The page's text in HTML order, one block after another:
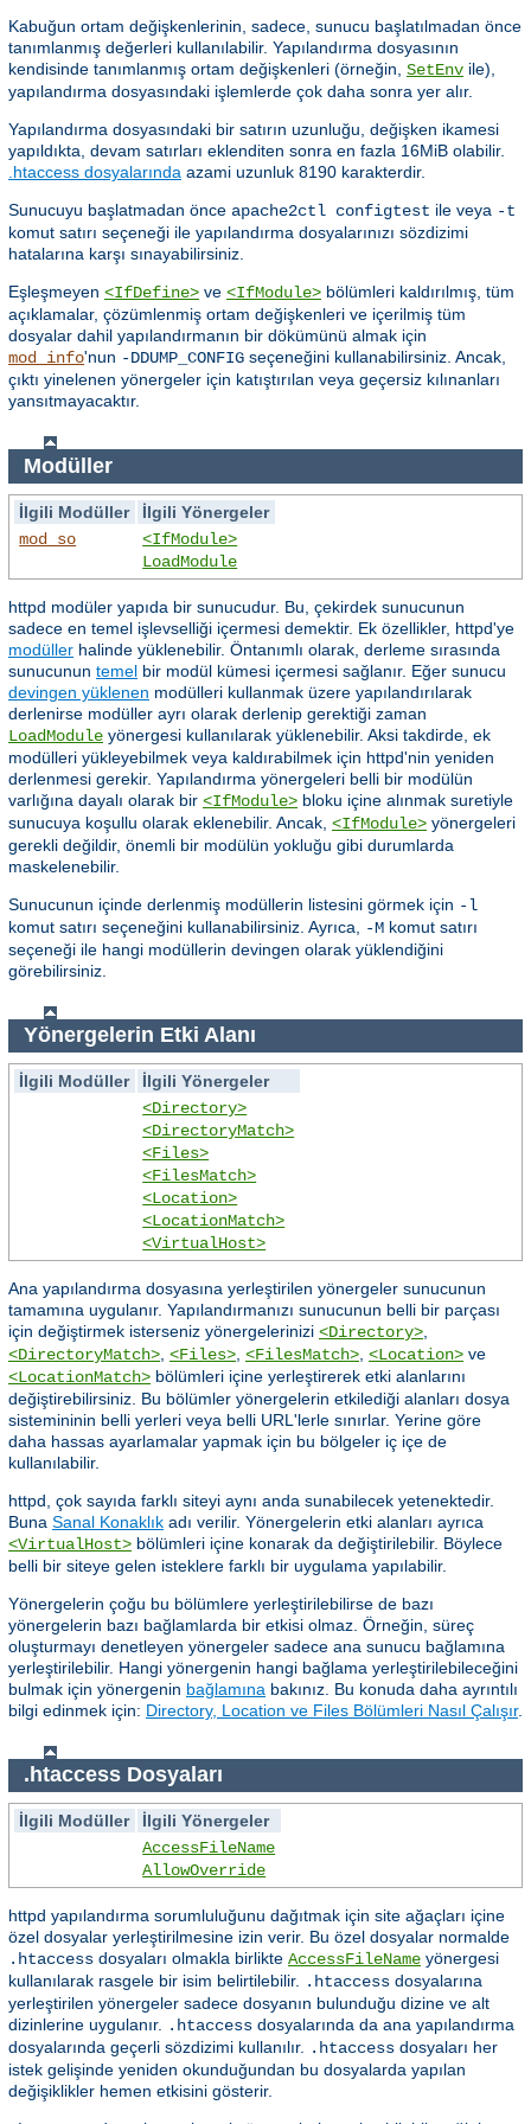
Kabuğun ortam değişkenlerinin, sadece, sunucu başlatılmadan önce
tanımlanmış değerleri kullanılabilir. Yapılandırma dosyasının
kendisinde tanımlanmış ortam değişkenleri (örneğin, SetEnv ile),
yapılandırma dosyasındaki işlemlerde çok daha sonra yer alır.
Yapılandırma dosyasındaki bir satırın uzunluğu, değişken ikamesi
yapıldıkta, devam satırları eklenditen sonra en fazla 16MiB olabilir.
.htaccess dosyalarında azami uzunluk 8190 karakterdir.
Sunucuyu başlatmadan önce apache2ctl configtest ile veya -t
komut satırı seçeneği ile yapılandırma dosyalarınızı sözdizimi
hatalarına karşı sınayabilirsiniz.
Eşleşmeyen <IfDefine> ve <IfModule> bölümleri kaldırılmış, tüm
açıklamalar, çözümlenmiş ortam değişkenleri ve içerilmiş tüm
dosyalar dahil yapılandırmanın bir dökümünü almak için
mod_info'nun -DDUMP_CONFIG seçeneğini kullanabilirsiniz. Ancak,
çıktı yinelenen yönergeler için katıştırılan veya geçersiz kılınanları
yansıtmayacaktır.
Modüller
İlgili Modüller
İlgili Yönergeler
mod_so
<IfModule>
LoadModule
httpd modüler yapıda bir sunucudur. Bu, çekirdek sunucunun
sadece en temel işlevselliği içermesi demektir. Ek özellikler, httpd'ye
modüller halinde yüklenebilir. Öntanımlı olarak, derleme sırasında
sunucunun temel bir modül kümesi içermesi sağlanır. Eğer sunucu
devingen yüklenen modülleri kullanmak üzere yapılandırılarak
derlenirse modüller ayrı olarak derlenip gerektiği zaman
LoadModule yönergesi kullanılarak yüklenebilir. Aksi takdirde, ek
modülleri yükleyebilmek veya kaldırabilmek için httpd'nin yeniden
derlenmesi gerekir. Yapılandırma yönergeleri belli bir modülün
varlığına dayalı olarak bir <IfModule> bloku içine alınmak suretiyle
sunucuya koşullu olarak eklenebilir. Ancak, <IfModule> yönergeleri
gerekli değildir, önemli bir modülün yokluğu gibi durumlarda
maskelenebilir.
Sunucunun içinde derlenmiş modüllerin listesini görmek için -l
komut satırı seçeneğini kullanabilirsiniz. Ayrıca,
-M komut satırı
seçeneği ile hangi modüllerin devingen olarak yüklendiğini
görebilirsiniz.
Yönergelerin Etki Alanı
İlgili Modüller
İlgili Yönergeler
<Directory>
<DirectoryMatch>
<Files>
<FilesMatch>
<Location>
<LocationMatch>
<VirtualHost>
Ana yapılandırma dosyasına yerleştirilen yönergeler sunucunun
tamamına uygulanır. Yapılandırmanızı sunucunun belli bir parçası
için değiştirmek isterseniz yönergelerinizi <Directory>
<DirectoryMatch> <Files> <FilesMatch> <Location> ve
<LocationMatch> bölümleri içine yerleştirerek etki alanlarını
değiştirebilirsiniz. Bu bölümler yönergelerin etkilediği alanları dosya
sistemininin belli yerleri veya belli URL'lerle sınırlar. Yerine göre
daha hassas ayarlamalar yapmak için bu bölgeler iç içe de
kullanılabilir.
httpd, çok sayıda farklı siteyi aynı anda sunabilecek yetenektedir.
Buna Sanal Konaklık adı verilir. Yönergelerin etki alanları ayrıca
<VirtualHost> bölümleri içine konarak da değiştirilebilir. Böylece
belli bir siteye gelen isteklere farklı bir uygulama yapılabilir.
Yönergelerin çoğu bu bölümlere yerleştirilebilirse de bazı
yönergelerin bazı bağlamlarda bir etkisi olmaz. Örneğin, süreç
oluşturmayı denetleyen yönergeler sadece ana sunucu bağlamına
yerleştirilebilir. Hangi yönergenin hangi bağlama yerleştirilebileceğini
bulmak için yönergenin bağlamına bakınız. Bu konuda daha ayrıntılı
bilgi edinmek için: Directory, Location ve Files Bölümleri Nasıl Çalışır.
.htaccess Dosyaları
İlgili Modüller
İlgili Yönergeler
AccessFileName
AllowOverride
httpd yapılandırma sorumluluğunu dağıtmak için site ağaçları içine
özel dosyalar yerleştirilmesine izin verir. Bu özel dosyalar normalde
.htaccess dosyaları olmakla birlikte AccessFileName yönergesi
kullanılarak rasgele bir isim belirtilebilir.
.htaccess dosyalarına
yerleştirilen yönergeler sadece dosyanın bulunduğu dizine ve alt
dizinlerine uygulanır.
.htaccess dosyalarında da ana yapılandırma
dosyalarında geçerli sözdizimi kullanılır.
.htaccess dosyaları her
istek gelişinde yeniden okunduğundan bu dosyalarda yapılan
değişiklikler hemen etkisini gösterir.